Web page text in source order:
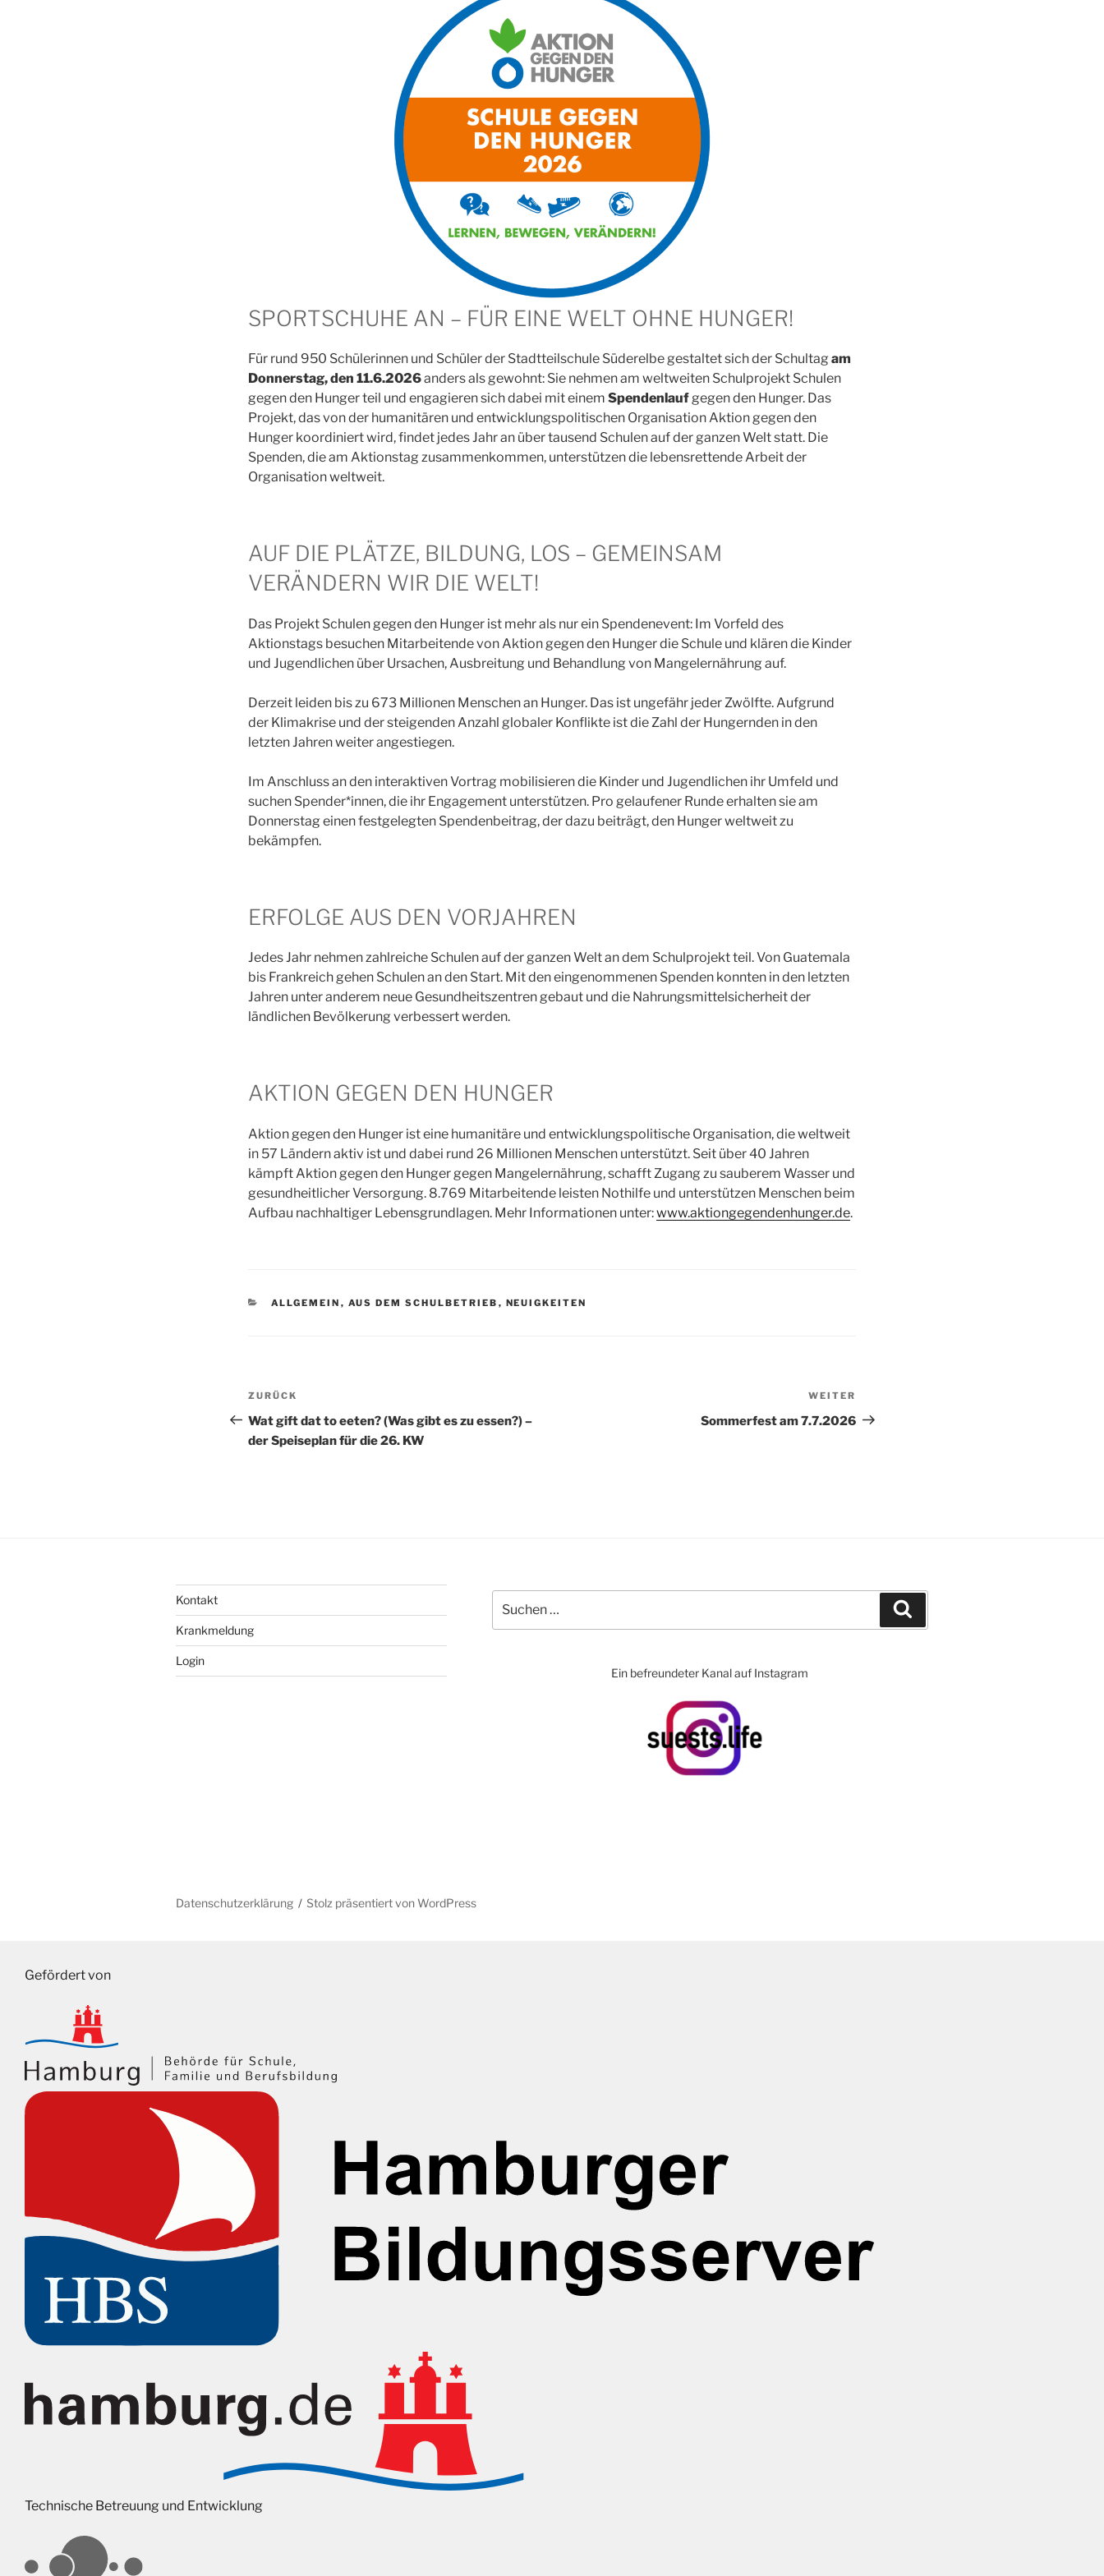
SPORTSCHUHE AN – FÜR EINE WELT OHNE HUNGER!
Für rund 950 Schülerinnen und Schüler der Stadtteilschule Süderelbe gestaltet sich der Schultag am
Donnerstag, den 11.6.2026anders als gewohnt: Sie nehmen am weltweiten Schulprojekt Schulen
gegen den Hunger teil und engagieren sich dabei mit einem Spendenlaufgegen den Hunger. Das
Projekt, das von der humanitären und entwicklungspolitischen Organisation Aktion gegen den
Hunger koordiniert wird, findet jedes Jahr an über tausend Schulen auf der ganzen Welt statt. Die
Spenden, die am Aktionstag zusammenkommen, unterstützen die lebensrettende Arbeit der
Organisation weltweit.
AUF DIE PLÄTZE, BILDUNG, LOS – GEMEINSAM
VERÄNDERN WIR DIE WELT!
Das Projekt Schulen gegen den Hunger ist mehr als nur ein Spendenevent: Im Vorfeld des
Aktionstags besuchen Mitarbeitende von Aktion gegen den Hunger die Schule und klären die Kinder
und Jugendlichen über Ursachen, Ausbreitung und Behandlung von Mangelernährung auf.
Derzeit leiden bis zu 673 Millionen Menschen an Hunger. Das ist ungefähr jeder Zwölfte. Aufgrund
der Klimakrise und der steigenden Anzahl globaler Konflikte ist die Zahl der Hungernden in den
letzten Jahren weiter angestiegen.
Im Anschluss an den interaktiven Vortrag mobilisieren die Kinder und Jugendlichen ihr Umfeld und
suchen Spender*innen, die ihr Engagement unterstützen. Pro gelaufener Runde erhalten sie am
Donnerstag einen festgelegten Spendenbeitrag, der dazu beiträgt, den Hunger weltweit zu
bekämpfen.
ERFOLGE AUS DEN VORJAHREN
Jedes Jahr nehmen zahlreiche Schulen auf der ganzen Welt an dem Schulprojekt teil. Von Guatemala
bis Frankreich gehen Schulen an den Start. Mit den eingenommenen Spenden konnten in den letzten
Jahren unter anderem neue Gesundheitszentren gebaut und die Nahrungsmittelsicherheit der
ländlichen Bevölkerung verbessert werden.
AKTION GEGEN DEN HUNGER
Aktion gegen den Hunger ist eine humanitäre und entwicklungspolitische Organisation, die weltweit
in 57 Ländern aktiv ist und dabei rund 26 Millionen Menschen unterstützt. Seit über 40 Jahren
kämpft Aktion gegen den Hunger gegen Mangelernährung, schafft Zugang zu sauberem Wasser und
gesundheitlicher Versorgung. 8.769 Mitarbeitende leisten Nothilfe und unterstützen Menschen beim
Aufbau nachhaltiger Lebensgrundlagen. Mehr Informationen unter:www.aktiongegendenhunger.de.
KATEGORIEN
ALLGEMEIN , AUS DEM SCHULBETRIEB , NEUIGKEITEN
Beitragsnavigation
Vorheriger
Beitrag
ZURÜCK
Wat gift dat to eeten? (Was gibt es zu essen?) –
der Speiseplan für die 26. KW
Beitrag
WEITER
Sommerfest am 7.7.2026
Kontakt
Krankmeldung
Login
nach:
Ein befreundeter Kanal auf Instagram
Datenschutzerklärung Stolz präsentiert von WordPress
Gefördert von
Technische Betreuung und Entwicklung